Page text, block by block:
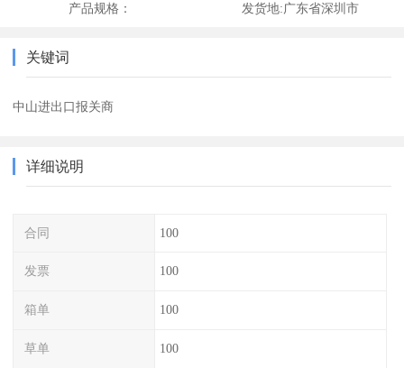
产品规格： 发货地:广东省深圳市
关键词
中山进出口报关商
详细说明
合同 100
发票 100
箱单 100
草单 100